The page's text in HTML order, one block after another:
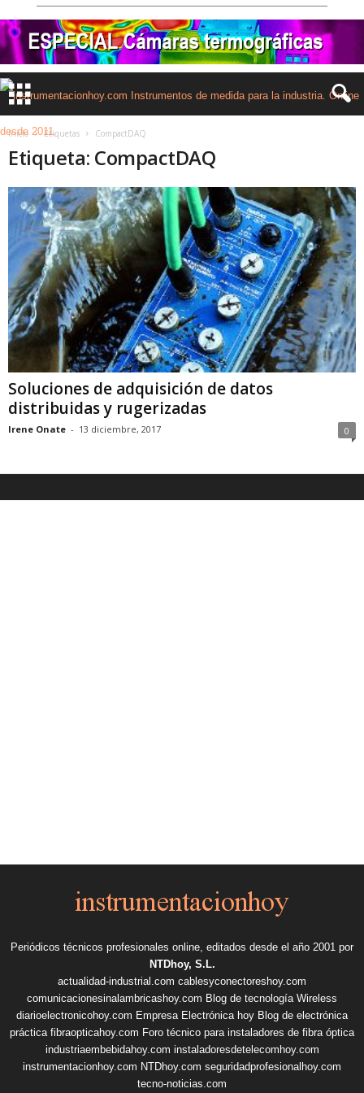
Inicio Etiquetas CompactDAQ
Etiqueta: CompactDAQ
Soluciones de adquisición de datos
distribuidas y rugerizadas
Irene Onate - 13 diciembre, 2017 0
Periódicos técnicos profesionales online, editados desde el año 2001 por
NTDhoy, S.L.
actualidad-industrial.com cablesyconectoreshoy.com
comunicacionesinalambricashoy.com Blog de tecnología Wireless
diarioelectronicohoy.com Empresa Electrónica hoy Blog de electrónica
práctica fibraopticahoy.com Foro técnico para instaladores de fibra óptica
industriaembebidahoy.com instaladoresdetelecomhoy.com
instrumentacionhoy.com NTDhoy.com seguridadprofesionalhoy.com
tecno-noticias.com